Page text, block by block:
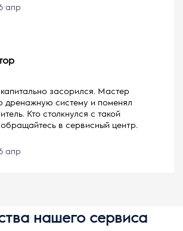
апр
засорился. Мастер
дренажную систему и поменял
Кто столкнулся с такой
в сервисный центр.
апр
нашего сервиса